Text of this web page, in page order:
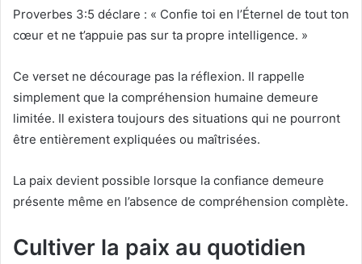
Proverbes 3:5 déclare : « Confie toi en l’Éternel de tout ton
cœur et ne t’appuie pas sur ta propre intelligence. »
Ce verset ne décourage pas la réflexion. Il rappelle
simplement que la compréhension humaine demeure
limitée. Il existera toujours des situations qui ne pourront
être entièrement expliquées ou maîtrisées.
La paix devient possible lorsque la confiance demeure
présente même en l’absence de compréhension complète.
Cultiver la paix au quotidien